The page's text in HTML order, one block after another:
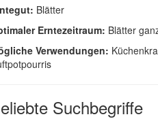
Blätter
Erntezeitraum: Blätter
Verwendungen:
Suchbegriffe